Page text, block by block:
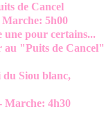
de Cancel
5h00
pour certains...
"Puits de Cancel"
Siou blanc,
4h30